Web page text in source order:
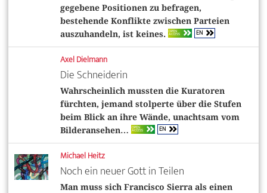
gegebene Positionen zu befragen,
bestehende Konflikte zwischen Parteien
auszuhandeln, ist keines. OPEN
ACCESS EN
Axel Dielmann
Die Schneiderin
Wahrscheinlich mussten die Kuratoren
fürchten, jemand stolperte über die Stufen
beim Blick an ihre Wände, unachtsam vom
Bilderansehen…
OPEN
ACCESS EN
Michael Heitz
Noch ein neuer Gott in Teilen
Man muss sich Francisco Sierra als einen